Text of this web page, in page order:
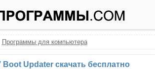
Программы для компьютера
Boot Updater скачать бесплатно